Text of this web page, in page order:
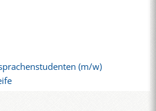
(m/w)